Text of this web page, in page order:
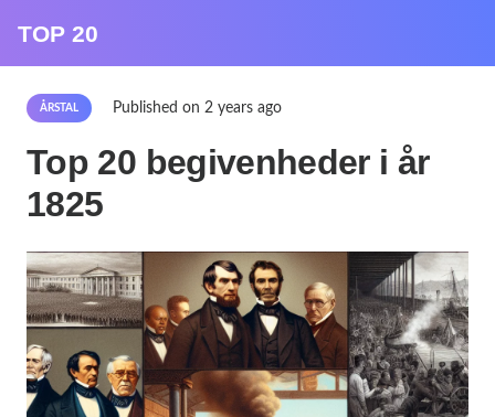
TOP 20
ÅRSTAL Published on2 years ago
Top 20 begivenheder i år
1825